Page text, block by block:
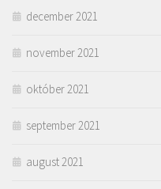
december 2021
november 2021
október 2021
september 2021
august 2021